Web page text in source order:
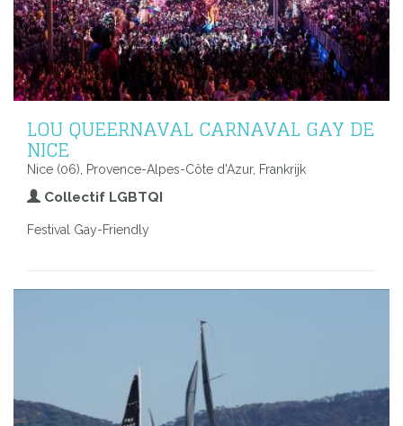
LOU QUEERNAVAL CARNAVAL GAY DE
NICE
Nice (06), Provence-Alpes-Côte d'Azur, Frankrijk
Collectif LGBTQI
Festival Gay-Friendly